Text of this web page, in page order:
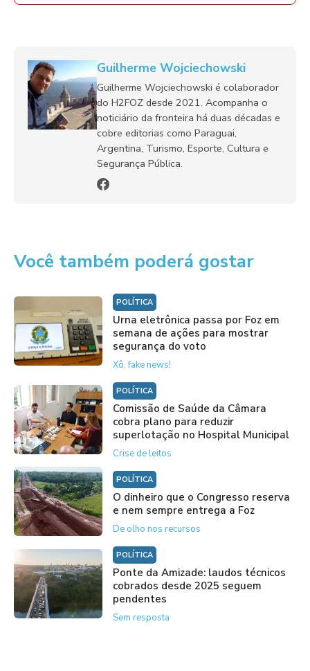
Guilherme Wojciechowski
Guilherme Wojciechowski é colaborador
do H2FOZ desde 2021. Acompanha o
noticiário da fronteira há duas décadas e
cobre editorias como Paraguai,
Argentina, Turismo, Esporte, Cultura e
Segurança Pública.
Você também poderá gostar
POLÍTICA
Urna eletrônica passa por Foz em
semana de ações para mostrar
segurança do voto
Xô, fake news!
POLÍTICA
Comissão de Saúde da Câmara
cobra plano para reduzir
superlotação no Hospital Municipal
Crise de leitos
POLÍTICA
O dinheiro que o Congresso reserva
e nem sempre entrega a Foz
De olho nos recursos
POLÍTICA
Ponte da Amizade: laudos técnicos
cobrados desde 2025 seguem
pendentes
Sem resposta